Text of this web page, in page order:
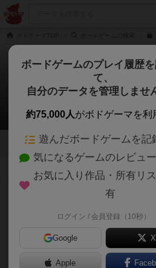
トリオ
11件のレビュ
2 11
68名
複雑な神経衰弱に、
じカードの並びによ
ため、少し運要素強め
仙人
ボードゲームのプレイ履歴
て、
自分のデータを管理しませ
約75,000人がボドゲーマを利
遊んだボードゲームを記
気になるゲームのレビュ
お気に入り作品・所有リ
有
ログイン / 会員登録（10秒）
Google X
Apple